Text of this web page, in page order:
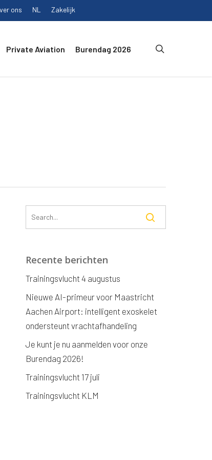
ons NL Zakelijk
Private Aviation Burendag 2026
Recente berichten
Trainingsvlucht 4 augustus
Nieuwe AI-primeur voor Maastricht
Aachen Airport: intelligent exoskelet
ondersteunt vrachtafhandeling
Je kunt je nu aanmelden voor onze
Burendag 2026!
Trainingsvlucht 17 juli
Trainingsvlucht KLM